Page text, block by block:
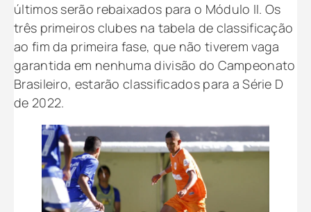
últimos serão rebaixados para o Módulo II. Os
três primeiros clubes na tabela de classificação
ao fim da primeira fase, que não tiverem vaga
garantida em nenhuma divisão do Campeonato
Brasileiro, estarão classificados para a Série D
de 2022.